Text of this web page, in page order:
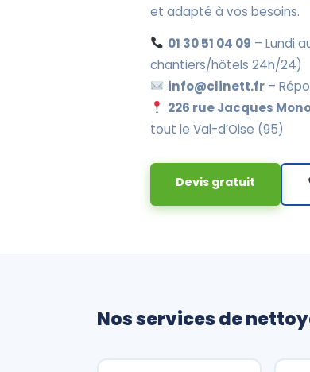
et adapté à vos besoins.
01 30 51 04 09 – Lundi
chantiers/hôtels 24h/24)
info@clinett.fr–
226 rue Jacques
tout le Val-d’Oise (95)
Devis gratuit
Nos services de